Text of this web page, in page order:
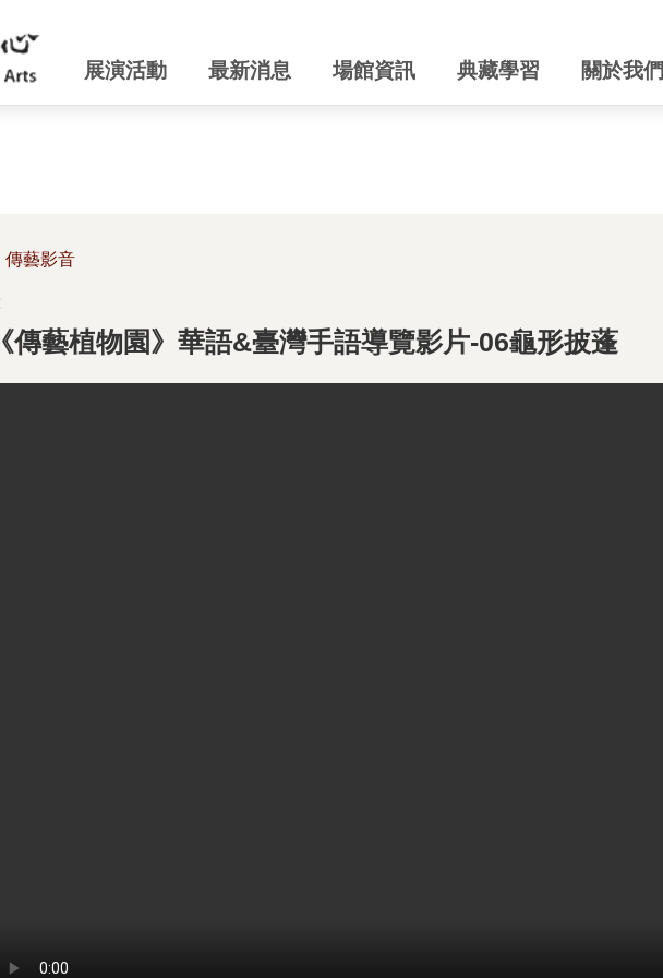
展演活動 最新消息 場館資訊 典藏學習 關於我們
傳藝影音
《傳藝植物園》華語&臺灣手語導覽影片-06龜形披蓬